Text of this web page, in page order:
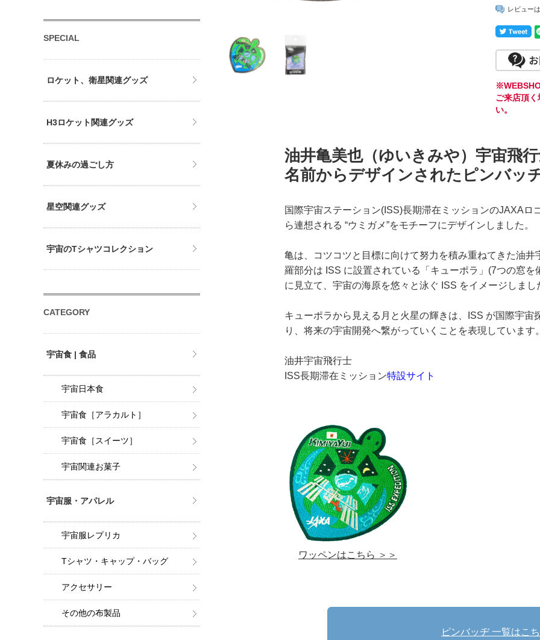
レビュー
ご来店頂
い。
油井亀美也（ゆいきみや） 宇宙飛
名前からデザインされたピンバッ
国際宇宙ステーション(ISS)長期滞在ミッションのJAXAロ
ら連想される “ウミガメ”をモチーフにデザインしました。
亀は、コツコツと目標に向けて努力を積み重ねてきた油
羅部分は ISS に設置されている「キューポラ」(7つの窓
に見立て、宇宙の海原を悠々と泳ぐ ISS をイメージしまし
キューポラから見える月と火星の輝きは、ISS が国際宇宙
り、将来の宇宙開発へ繋がっていくことを表現しています
油井宇宙飛行士
ISS長期滞在ミッション特設サイト
ワッペンはこちら ＞＞
ピンバッヂ 一覧はこ
SPECIAL
ロケット、衛星関連グッズ
H3ロケット関連グッズ
夏休みの過ごし方
星空関連グッズ
宇宙のTシャツコレクション
CATEGORY
宇宙食 | 食品
宇宙日本食
宇宙食［アラカルト］
宇宙食［スイーツ］
宇宙関連お菓子
宇宙服・アパレル
宇宙服レプリカ
Tシャツ・キャップ・バッグ
アクセサリー
その他の布製品